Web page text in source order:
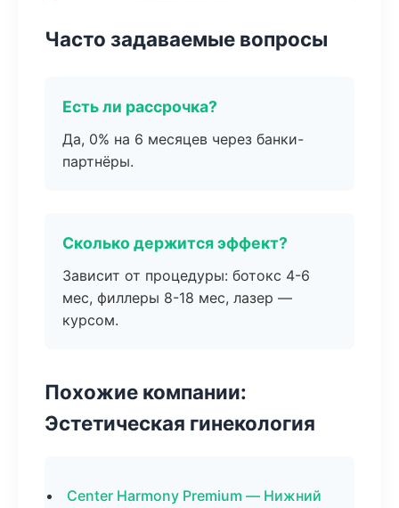
Часто задаваемые вопросы
Есть ли рассрочка?
Да, 0% на 6 месяцев через банки-
партнёры.
Сколько держится эффект?
Зависит от процедуры: ботокс 4-6
мес, филлеры 8-18 мес, лазер —
курсом.
Похожие компании:
Эстетическая гинекология
Center Harmony Premium — Нижний